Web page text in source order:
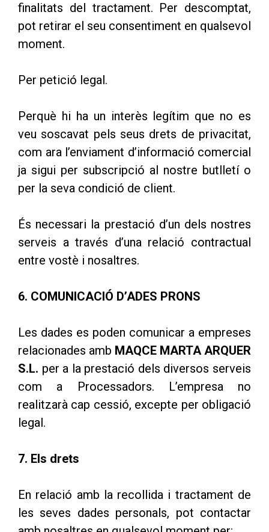
finalitats del tractament. Per descomptat,
pot retirar el seu consentiment en qualsevol
moment.
Per petició legal.
Perquè hi ha un interès legítim que no es
veu soscavat pels seus drets de privacitat,
com ara l’enviament d’informació comercial
ja sigui per subscripció al nostre butlletí o
per la seva condició de client.
És necessari la prestació d’un dels nostres
serveis a través d’una relació contractual
entre vostè i nosaltres.
6. COMUNICACIÓ D’ADES PRONS
Les dades es poden comunicar a empreses
relacionades amb MAQCE MARTA ARQUER
S.L. per a la prestació dels diversos serveis
com a Processadors. L’empresa no
realitzarà cap cessió, excepte per obligació
legal.
7. Els drets
En relació amb la recollida i tractament de
les seves dades personals, pot contactar